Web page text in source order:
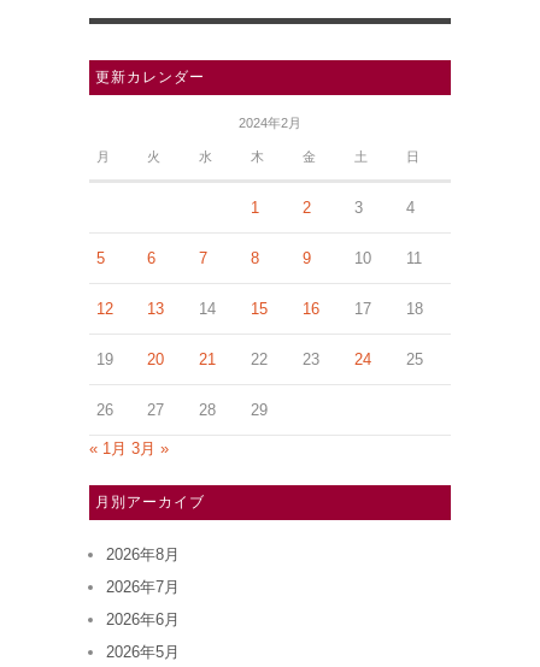
更新カレンダー
2024年2月
月 火 水 木 金 土 日
1 2 3 4
5 6 7 8 9 10 11
12 13 14 15 16 17 18
19 20 21 22 23 24 25
26 27 28 29
« 1月 3月 »
月別アーカイブ
2026年8月
2026年7月
2026年6月
2026年5月